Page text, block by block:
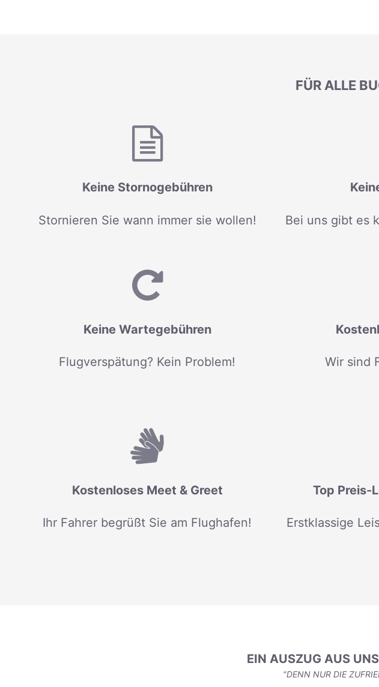
FÜR ALLE
Keine Stornogebühren
Stornieren Sie wann immer sie wollen! Bei uns gibt es
Keine Wartegebühren
Flugverspätung? Kein Problem! Wir sind
Kostenloses Meet & Greet
Ihr Fahrer begrüßt Sie am Flughafen!
Top Preis-
Erstklassige
EIN AUSZUG AUS
"DENN NUR DIE